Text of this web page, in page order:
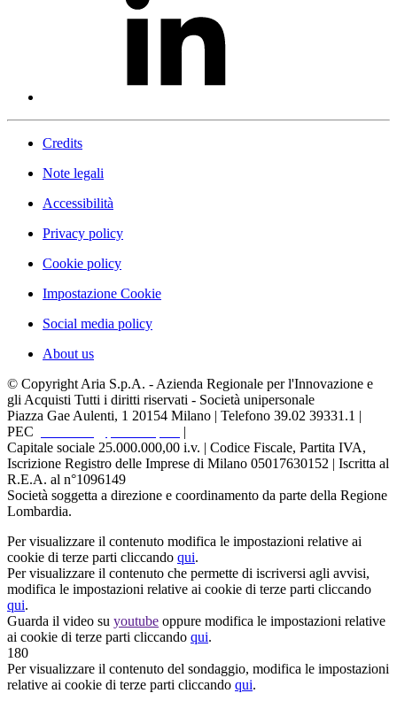
Credits
Note legali
Accessibilità
Privacy policy
Cookie policy
Impostazione Cookie
Social media policy
About us
© Copyright Aria S.p.A. - Azienda Regionale per l'Innovazione e
gli Acquisti Tutti i diritti riservati - Società unipersonale
Piazza Gae Aulenti, 1 20154 Milano | Telefono 39.02 39331.1 |
PEC
|
Capitale sociale 25.000.000,00 i.v. | Codice Fiscale, Partita IVA,
Iscrizione Registro delle Imprese di Milano 05017630152 | Iscritta al
R.E.A. al n°1096149
Società soggetta a direzione e coordinamento da parte della Regione
Lombardia.
Per visualizzare il contenuto modifica le impostazioni relative ai
cookie di terze parti cliccando qui.
Per visualizzare il contenuto che permette di iscriversi agli avvisi,
modifica le impostazioni relative ai cookie di terze parti cliccando
qui.
Guarda il video su youtube oppure modifica le impostazioni relative
ai cookie di terze parti cliccando qui.
180
Per visualizzare il contenuto del sondaggio, modifica le impostazioni
relative ai cookie di terze parti cliccando qui.